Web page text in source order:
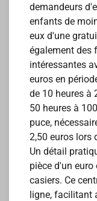
demandeurs
enfants de
eux d'une
également des
intéressantes
euros en
de 10 heures à
50 heures à
puce,
2,50 euros lors
Un détail
pièce d'un
casiers. Ce
ligne, facilitant